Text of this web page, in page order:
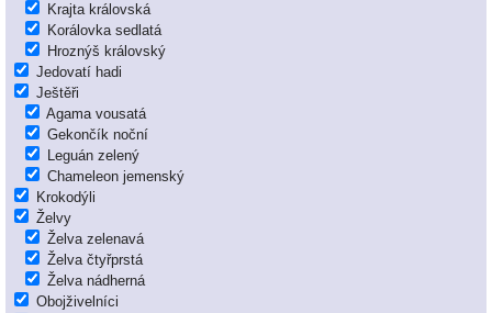
Krajta královská
Korálovka sedlatá
Hroznýš královský
Jedovatí hadi
Ještěři
Agama vousatá
Gekončík noční
Leguán zelený
Chameleon jemenský
Krokodýli
Želvy
Želva zelenavá
Želva čtyřprstá
Želva nádherná
Obojživelníci